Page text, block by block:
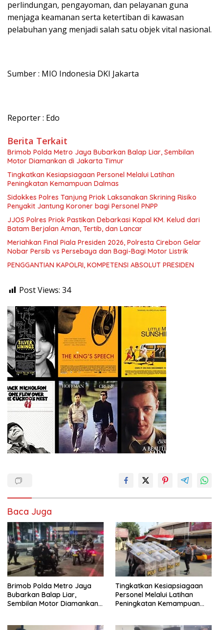
perlindungan, pengayoman, dan pelayanan guna
menjaga keamanan serta ketertiban di kawasan
pelabuhan yang menjadi salah satu objek vital nasional.
Sumber : MIO Indonesia DKI Jakarta
Reporter : Edo
Berita Terkait
Brimob Polda Metro Jaya Bubarkan Balap Liar, Sembilan
Motor Diamankan di Jakarta Timur
Tingkatkan Kesiapsiagaan Personel Melalui Latihan
Peningkatan Kemampuan Dalmas
Sidokkes Polres Tanjung Priok Laksanakan Skrining Risiko
Penyakit Jantung Koroner bagi Personel PNPP
JJOS Polres Priok Pastikan Debarkasi Kapal KM. Kelud dari
Batam Berjalan Aman, Tertib, dan Lancar
Meriahkan Final Piala Presiden 2026, Polresta Cirebon Gelar
Nobar Persib vs Persebaya dan Bagi-Bagi Motor Listrik
PENGGANTIAN KAPOLRI, KOMPETENSI ABSOLUT PRESIDEN
Post Views: 34
Baca Juga
Brimob Polda Metro Jaya
Bubarkan Balap Liar,
Sembilan Motor Diamankan
Tingkatkan Kesiapsiagaan
Personel Melalui Latihan
Peningkatan Kemampuan